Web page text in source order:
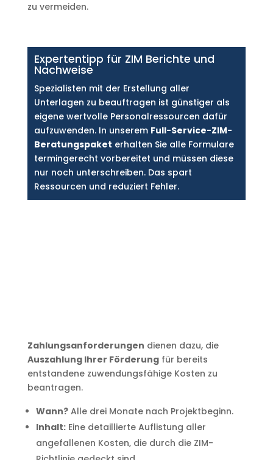
zu vermeiden.
Expertentipp für ZIM Berichte und
Nachweise
Spezialisten mit der Erstellung aller
Unterlagen zu beauftragen ist günstiger als
eigene wertvolle Personalressourcen dafür
aufzuwenden. In unserem Full-Service-ZIM-
Beratungspaket erhalten Sie alle Formulare
termingerecht vorbereitet und müssen diese
nur noch unterschreiben. Das spart
Ressourcen und reduziert Fehler.
Zahlungsanforderungen dienen dazu, die
Auszahlung Ihrer Förderungfür bereits
entstandene zuwendungsfähige Kosten zu
beantragen.
Wann?Alle drei Monate nach Projektbeginn.
Inhalt:Eine detaillierte Auflistung aller
angefallenen Kosten, die durch die ZIM-